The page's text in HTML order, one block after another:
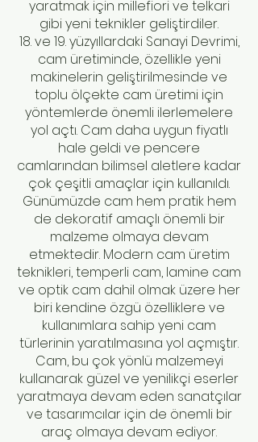
yaratmak için millefiori ve telkari
gibi yeni teknikler geliştirdiler.
18. ve 19. yüzyıllardaki Sanayi Devrimi,
cam üretiminde, özellikle yeni
makinelerin geliştirilmesinde ve
toplu ölçekte cam üretimi için
yöntemlerde önemli ilerlemelere
yol açtı. Cam daha uygun fiyatlı
hale geldi ve pencere
camlarından bilimsel aletlere kadar
çok çeşitli amaçlar için kullanıldı.
Günümüzde cam hem pratik hem
de dekoratif amaçlı önemli bir
malzeme olmaya devam
etmektedir. Modern cam üretim
teknikleri, temperli cam, lamine cam
ve optik cam dahil olmak üzere her
biri kendine özgü özelliklere ve
kullanımlara sahip yeni cam
türlerinin yaratılmasına yol açmıştır.
Cam, bu çok yönlü malzemeyi
kullanarak güzel ve yenilikçi eserler
yaratmaya devam eden sanatçılar
ve tasarımcılar için de önemli bir
araç olmaya devam ediyor.